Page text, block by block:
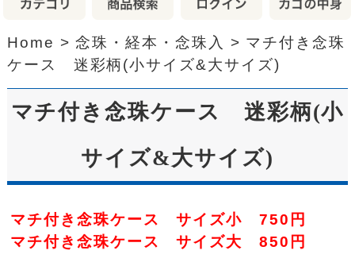
Home >念珠・経本・念珠入 > マチ付き念珠
ケース 迷彩柄(小サイズ&大サイズ)
マチ付き念珠ケース 迷彩柄(小
サイズ&大サイズ)
マチ付き念珠ケース サイズ小 750円
マチ付き念珠ケース サイズ大 850円